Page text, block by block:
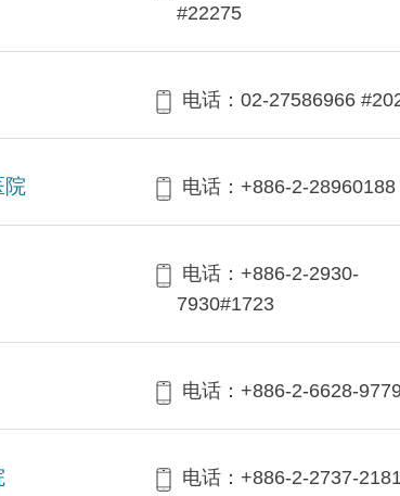
#22275
电话：02-27586966
院 电话：+886-2-28960188
电话：+886-2-2930-
7930#1723
电话：+886-2-6628-
电话：+886-2-2737-